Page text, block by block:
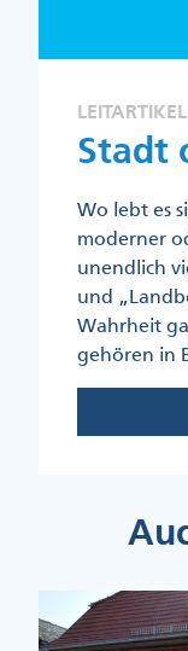
LEITARTIKEL
Stadt
Wo lebt es
moderner
unendlich
und
Wahrheit
gehören in